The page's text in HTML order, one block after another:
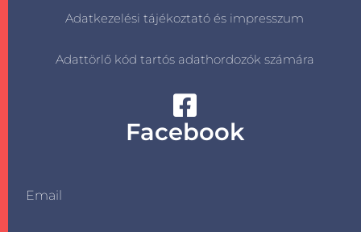
Adatkezelési tájékoztató és impresszum
Adattörlő kód tartós adathordozók számára
Facebook
Email